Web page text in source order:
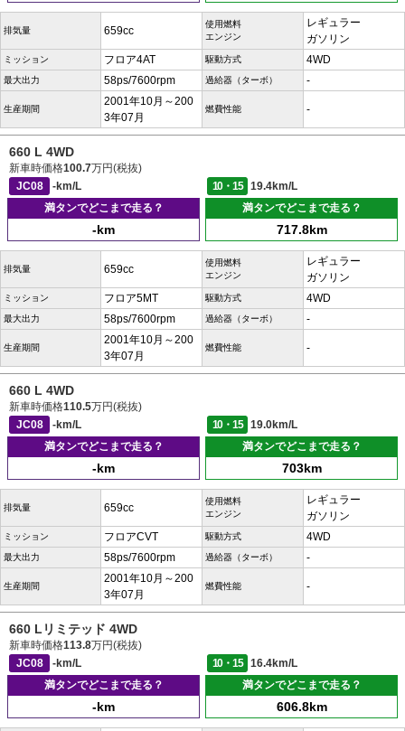
排気量 659cc
使用燃料
エンジン
レギュラー
ガソリン
ミッション フロア4AT 駆動方式 4WD
最大出力 58ps/7600rpm 過給器（ターボ） -
生産期間
2001年10月～200
3年07月
燃費性能 -
660 L 4WD
新車時価格100.7万円(税抜)
JC08
-km/L 10・15
19.4km/L
満タンでどこまで走る？
-km
満タンでどこまで走る？
717.8km
排気量 659cc
使用燃料
エンジン
レギュラー
ガソリン
ミッション フロア5MT 駆動方式 4WD
最大出力 58ps/7600rpm 過給器（ターボ） -
生産期間
2001年10月～200
3年07月
燃費性能 -
660 L 4WD
新車時価格110.5万円(税抜)
JC08
-km/L 10・15
19.0km/L
満タンでどこまで走る？
-km
満タンでどこまで走る？
703km
排気量 659cc
使用燃料
エンジン
レギュラー
ガソリン
ミッション フロアCVT 駆動方式 4WD
最大出力 58ps/7600rpm 過給器（ターボ） -
生産期間
2001年10月～200
3年07月
燃費性能 -
660 Lリミテッド 4WD
新車時価格113.8万円(税抜)
JC08
-km/L 10・15
16.4km/L
満タンでどこまで走る？
-km
満タンでどこまで走る？
606.8km